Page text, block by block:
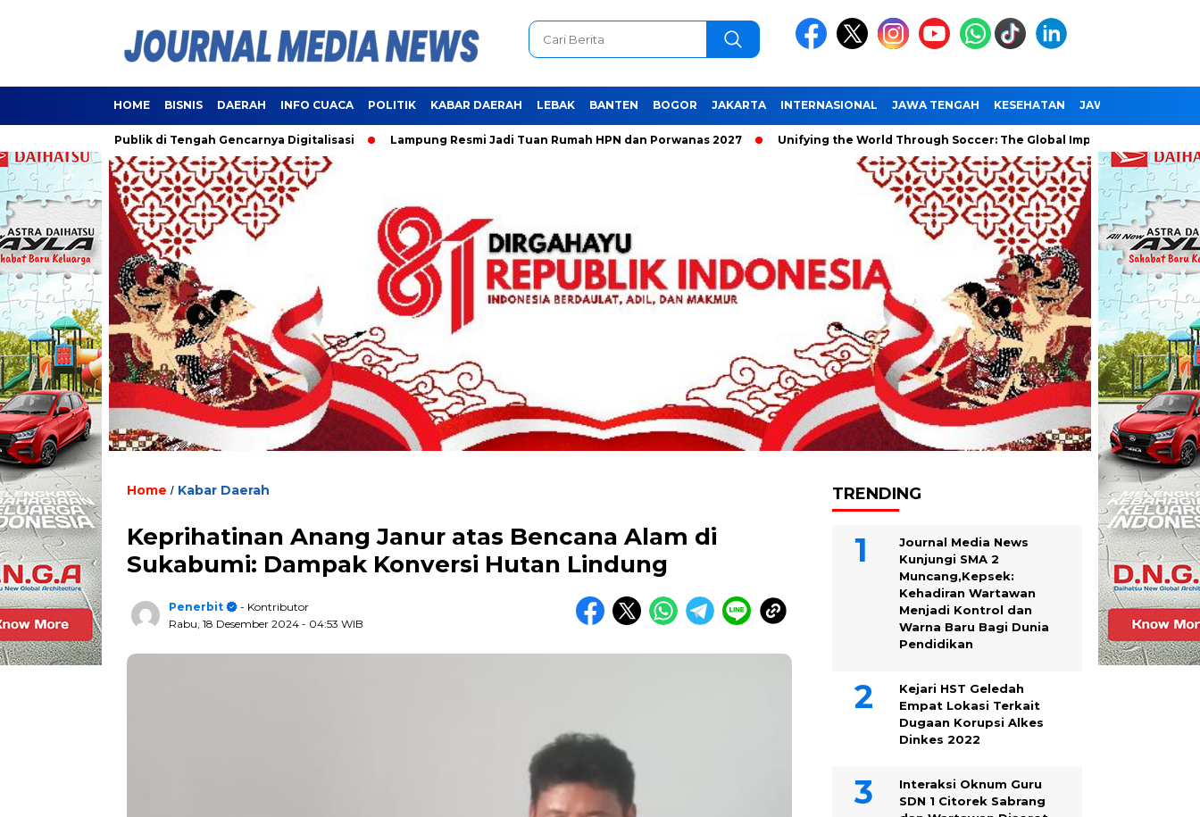
HOME BISNIS DAERAH INFO CUACA POLITIK KABAR DAERAH LEBAK BANTEN BOGOR JAKARTA INTERNASIONAL JAWA TENGAH KESEHATAN JAWA TIMUR
Publik di Tengah Gencarnya Digitalisasi Lampung Resmi Jadi Tuan Rumah HPN dan Porwanas 2027 Unifying the World Through Soccer: The Global Impact of the World Cup
Home / Kabar Daerah
Keprihatinan Anang Janur atas Bencana Alam di
Sukabumi: Dampak Konversi Hutan Lindung
Penerbit
- Kontributor
Rabu, 18 Desember 2024 - 04:53 WIB
TRENDING
Journal Media News
Kunjungi SMA 2
Muncang,Kepsek:
Kehadiran Wartawan
Menjadi Kontrol dan
Warna Baru Bagi Dunia
Pendidikan
Kejari HST Geledah
Empat Lokasi Terkait
Dugaan Korupsi Alkes
Dinkes 2022
Interaksi Oknum Guru
SDN 1 Citorek Sabrang